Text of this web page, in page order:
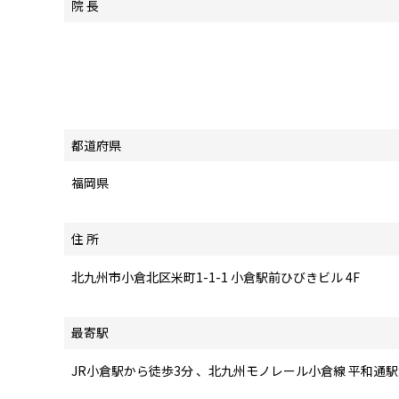
院 長
都道府県
福岡県
住 所
北九州市小倉北区米町1-1-1 小倉駅前ひびきビル 4F
最寄駅
JR小倉駅から徒歩3分 、北九州モノレール小倉線 平和通